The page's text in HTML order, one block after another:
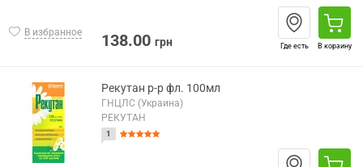
В избранное 138.00 грн Где есть В корзину
Рекутан р-р фл. 100мл
ГНЦЛС (Украина)
РЕКУТАН
1